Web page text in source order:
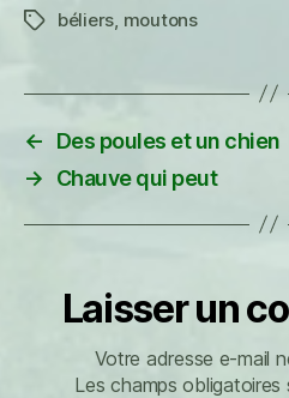
Étiquettes
béliers moutons
←
Des poules et un chien
→
Chauve qui peut
Laisser un
Votre adresse e-mail
Les champs